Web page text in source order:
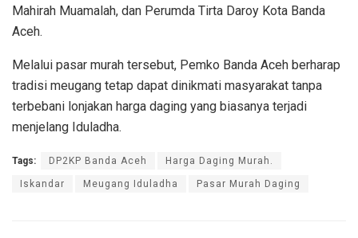
Mahirah Muamalah, dan Perumda Tirta Daroy Kota Banda
Aceh.
Melalui pasar murah tersebut, Pemko Banda Aceh berharap
tradisi meugang tetap dapat dinikmati masyarakat tanpa
terbebani lonjakan harga daging yang biasanya terjadi
menjelang Iduladha.
Tags: DP2KP Banda Aceh Harga Daging Murah.
Iskandar Meugang Iduladha Pasar Murah Daging